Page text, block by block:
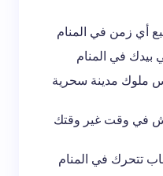
أي زمن في المنام
في المنام
ملوك مدينة سحرية
في وقت غير وقتك
تتحرك في المنام